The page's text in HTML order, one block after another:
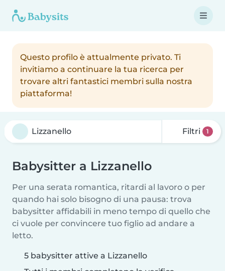
Questo profilo è attualmente privato. Ti
invitiamo a continuare la tua ricerca per
trovare altri fantastici membri sulla nostra
piattaforma!
Filtri 1
Babysitter a Lizzanello
Per una serata romantica, ritardi al lavoro o per
quando hai solo bisogno di una pausa: trova
babysitter affidabili in meno tempo di quello che
ci vuole per convincere tuo figlio ad andare a
letto.
5 babysitter attive a Lizzanello